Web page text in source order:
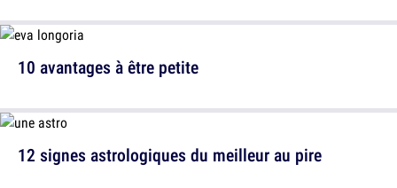
10 avantages à être petite
12 signes astrologiques du meilleur au pire